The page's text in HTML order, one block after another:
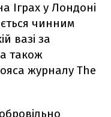
Іграх у Лондоні
чинним
вазі за
а також
журналу The